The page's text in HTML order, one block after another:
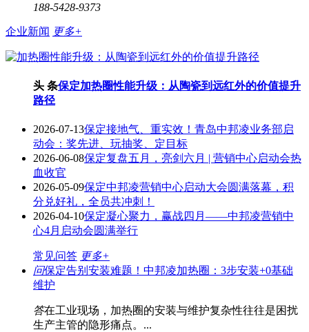
188-5428-9373
企业新闻 更多+
头 条保定加热圈性能升级：从陶瓷到远红外的价值提升
路径
2026-07-13保定接地气、重实效！青岛中邦凌业务部启
动会：奖先进、玩抽奖、定目标
2026-06-08保定复盘五月，亮剑六月 | 营销中心启动会热
血收官
2026-05-09保定中邦凌营销中心启动大会圆满落幕，积
分兑好礼，全员共冲刺！
2026-04-10保定凝心聚力，赢战四月——中邦凌营销中
心4月启动会圆满举行
常见问答 更多+
问保定告别安装难题！中邦凌加热圈：3步安装+0基础
维护
答在工业现场，加热圈的安装与维护复杂性往往是困扰
生产主管的隐形痛点。...